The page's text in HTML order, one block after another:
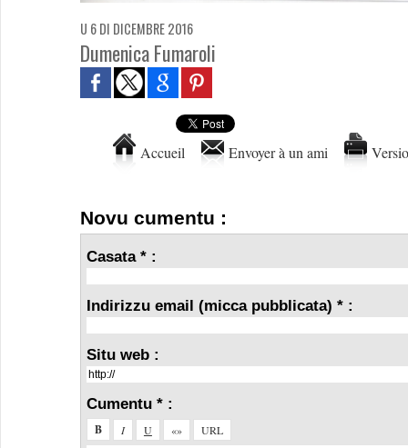
U 6 DI DICEMBRE 2016
Dumenica Fumaroli
Accueil Envoyer à un ami
Novu cumentu :
Casata * :
Indirizzu email (micca pubblicata) * :
Situ web :
Cumentu * :